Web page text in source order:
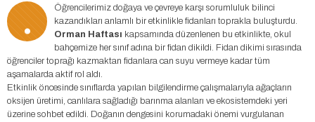
.
Öğrencilerimiz doğaya ve çevreye karşı sorumluluk bilinci
kazandıkları anlamlı bir etkinlikle fidanları toprakla buluşturdu.
Orman Haftası kapsamında düzenlenen bu etkinlikte, okul
bahçemize her sınıf adına bir fidan dikildi. Fidan dikimi sırasında
öğrenciler toprağı kazmaktan fidanlara can suyu vermeye kadar tüm
aşamalarda aktif rol aldı.
Etkinlik öncesinde sınıflarda yapılan bilgilendirme çalışmalarıyla ağaçların
oksijen üretimi, canlılara sağladığı barınma alanları ve ekosistemdeki yeri
üzerine sohbet edildi. Doğanın dengesini korumadaki önemi vurgulanan